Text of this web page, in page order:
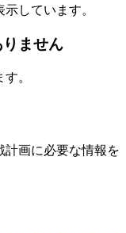
しています。
ません
。
計画に必要な情報を